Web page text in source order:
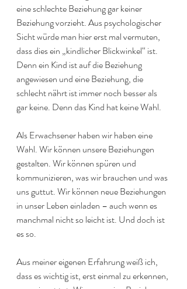
eine schlechte Beziehung gar keiner
Beziehung vorzieht. Aus psychologischer
Sicht würde man hier erst mal vermuten,
dass dies ein „kindlicher Blickwinkel“ ist.
Denn ein Kind ist auf die Beziehung
angewiesen und eine Beziehung, die
schlecht nährt ist immer noch besser als
gar keine. Denn das Kind hat keine Wahl.
Als Erwachsener haben wir haben eine
Wahl. Wir können unsere Beziehungen
gestalten. Wir können spüren und
kommunizieren, was wir brauchen und was
uns guttut. Wir können neue Beziehungen
in unser Leben einladen – auch wenn es
manchmal nicht so leicht ist. Und doch ist
es so.
Aus meiner eigenen Erfahrung weiß ich,
dass es wichtig ist, erst einmal zu erkennen,